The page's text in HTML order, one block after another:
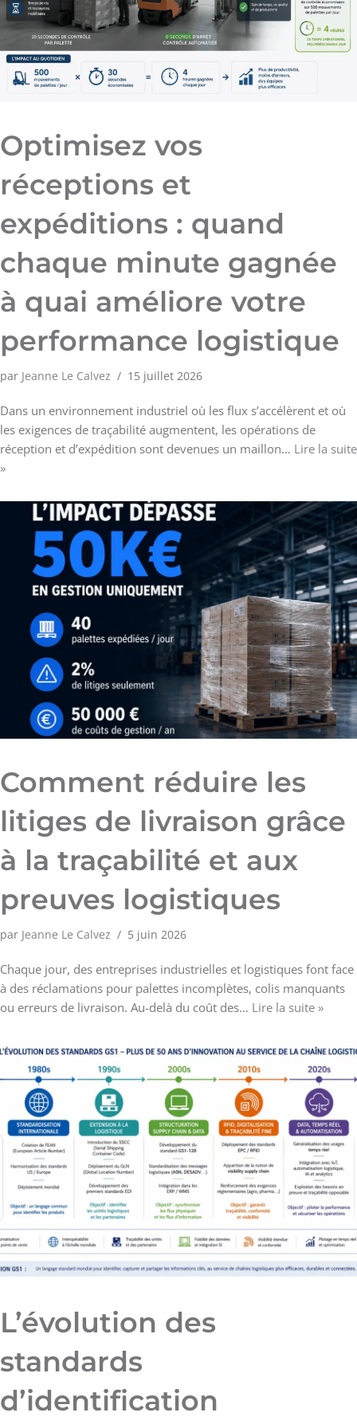
Optimisez vos
réceptions et
expéditions : quand
chaque minute gagnée
à quai améliore votre
performance logistique
par Jeanne Le Calvez 15 juillet 2026
Dans un environnement industriel où les flux s’accélèrent et où
les exigences de traçabilité augmentent, les opérations de
réception et d’expédition sont devenues un maillon… Lire la suite
»
Comment réduire les
litiges de livraison grâce
à la traçabilité et aux
preuves logistiques
par Jeanne Le Calvez 5 juin 2026
Chaque jour, des entreprises industrielles et logistiques font face
à des réclamations pour palettes incomplètes, colis manquants
ou erreurs de livraison. Au-delà du coût des… Lire la suite »
L’évolution des
standards
d’identification